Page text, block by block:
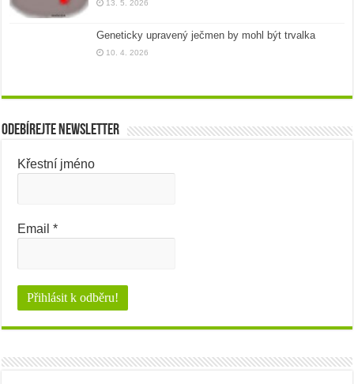
13. 5. 2026
Geneticky upravený ječmen by mohl být trvalka
10. 4. 2026
Odebírejte newsletter
Křestní jméno
Email*